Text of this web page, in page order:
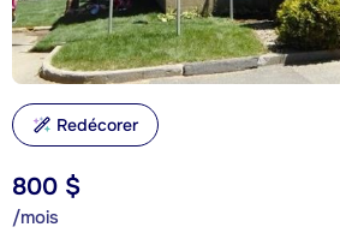
800 $
/mois
Redécorer